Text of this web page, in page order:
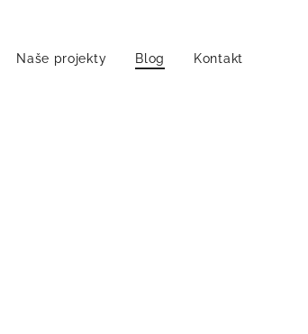
Naše projekty Blog Kontakt